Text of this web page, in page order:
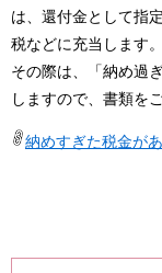
は、還付金として指
税などに充当します。
その際は、「納め過
しますので、書類を
納めすぎた税金が